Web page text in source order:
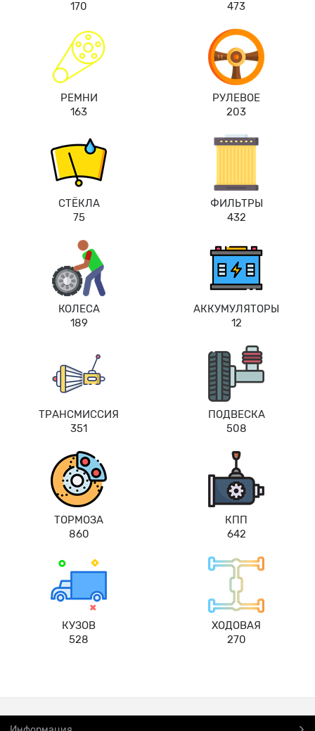
170
473
РЕМНИ
163
РУЛЕВОЕ
203
СТЁКЛА
75
ФИЛЬТРЫ
432
КОЛЕСА
189
АККУМУЛЯТОРЫ
12
ТРАНСМИССИЯ
351
ПОДВЕСКА
508
ТОРМОЗА
860
КПП
642
КУЗОВ
528
ХОДОВАЯ
270